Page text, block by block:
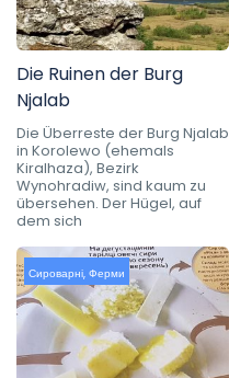
Die Ruinen der Burg
Njalab
Die Überreste der Burg Njalab
in Korolewo (ehemals
Kiralhaza), Bezirk
Wynohradiw, sind kaum zu
übersehen. Der Hügel, auf
dem sich
Сироварні, Ферми